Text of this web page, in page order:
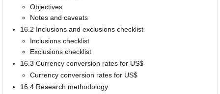
Objectives
Notes and caveats
16.2 Inclusions and exclusions checklist
Inclusions checklist
Exclusions checklist
16.3 Currency conversion rates for US$
Currency conversion rates for US$
16.4 Research methodology